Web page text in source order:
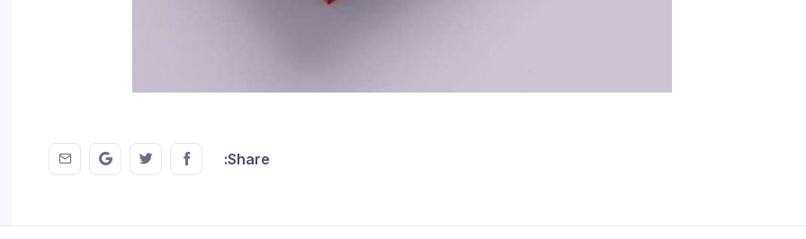
Share:
Share this on FaceBook
Share this on Twitter
on GMail